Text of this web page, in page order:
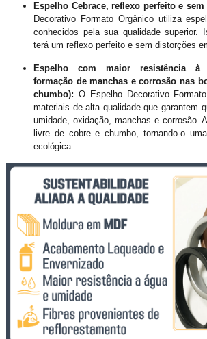
Espelho Cebrace, reflexo perfeito e
Decorativo Formato Orgânico utiliza
conhecidos pela sua qualidade superior.
terá um reflexo perfeito e sem distorções
Espelho com maior resistência à
formação de manchas e corrosão nas
chumbo): O Espelho Decorativo
materiais de alta qualidade que garantem
umidade, oxidação, manchas e corrosão.
livre de cobre e chumbo, tornando-o
ecológica.